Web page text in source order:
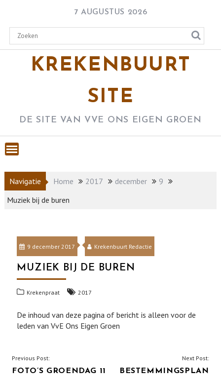
content
7 AUGUSTUS 2026
KREKENBUURT
SITE
DE SITE VAN VVE ONS EIGEN GROEN
Navigatie Home 2017 december
9
Muziek bij de buren
9 december 2017 Krekenbuurt Redactie
MUZIEK BIJ DE BUREN
Krekenpraat 2017
De inhoud van deze pagina of bericht is alleen voor de
leden van VvE Ons Eigen Groen
BERICHT
NAVIGATIE
Previous Post:
FOTO’S GROENDAG 11
Next Post:
BESTEMMINGSPLAN